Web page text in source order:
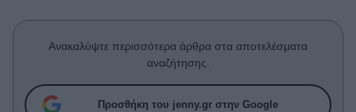
Celebrities
Συνεντεύξεις
True Stories
Ask the Guru
Ανακαλύψτε περισσότερα άρθρα στα αποτελέσματα
αναζήτησης.
Προσθήκη του jenny.gr στην Google